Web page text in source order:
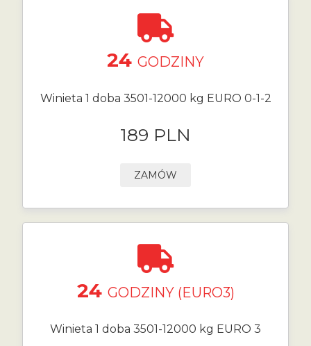
24 GODZINY
Winieta 1 doba 3501-12000 kg EURO 0-1-2
189 PLN
ZAMÓW
24 GODZINY (EURO3)
Winieta 1 doba 3501-12000 kg EURO 3